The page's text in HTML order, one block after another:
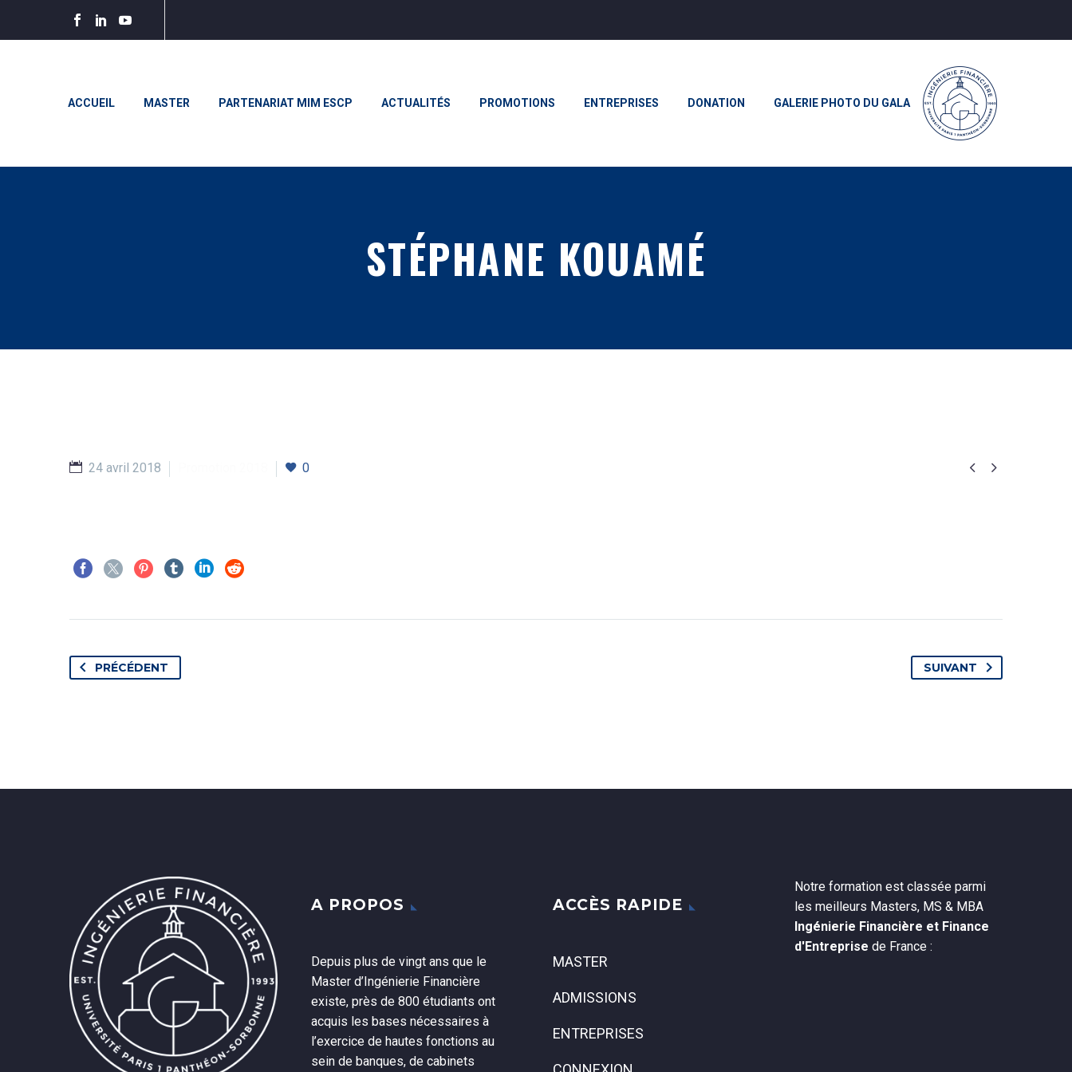
ACCUEIL MASTER PARTENARIAT MIM ESCP ACTUALITÉS PROMOTIONS ENTREPRISES DONATION GALERIE PHOTO DU GALA
STÉPHANE KOUAMÉ
 
24 avril 2018 0
PRÉCÉDENT SUIVANT
A PROPOS
Depuis plus de vingt ans que le
Master d’Ingénierie Financière
existe, près de 800 étudiants ont
acquis les bases nécessaires à
l’exercice de hautes fonctions au
sein de banques, de cabinets
ACCÈS RAPIDE
MASTER
ADMISSIONS
ENTREPRISES
Notre formation est classée parmi
les meilleurs Masters, MS & MBA
Ingénierie Financière et Finance
d'Entreprise de France :